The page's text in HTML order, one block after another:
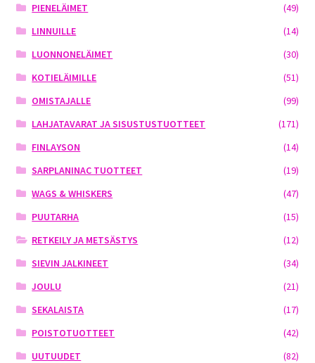
PIENELÄIMET
(49)
LINNUILLE
(14)
LUONNONELÄIMET
(30)
KOTIELÄIMILLE
(51)
OMISTAJALLE
(99)
LAHJATAVARAT JA SISUSTUSTUOTTEET
(171)
FINLAYSON
(14)
SARPLANINAC TUOTTEET
(19)
WAGS & WHISKERS
(47)
PUUTARHA
(15)
RETKEILY JA METSÄSTYS
(12)
SIEVIN JALKINEET
(34)
JOULU
(21)
SEKALAISTA
(17)
POISTOTUOTTEET
(42)
UUTUUDET
(82)